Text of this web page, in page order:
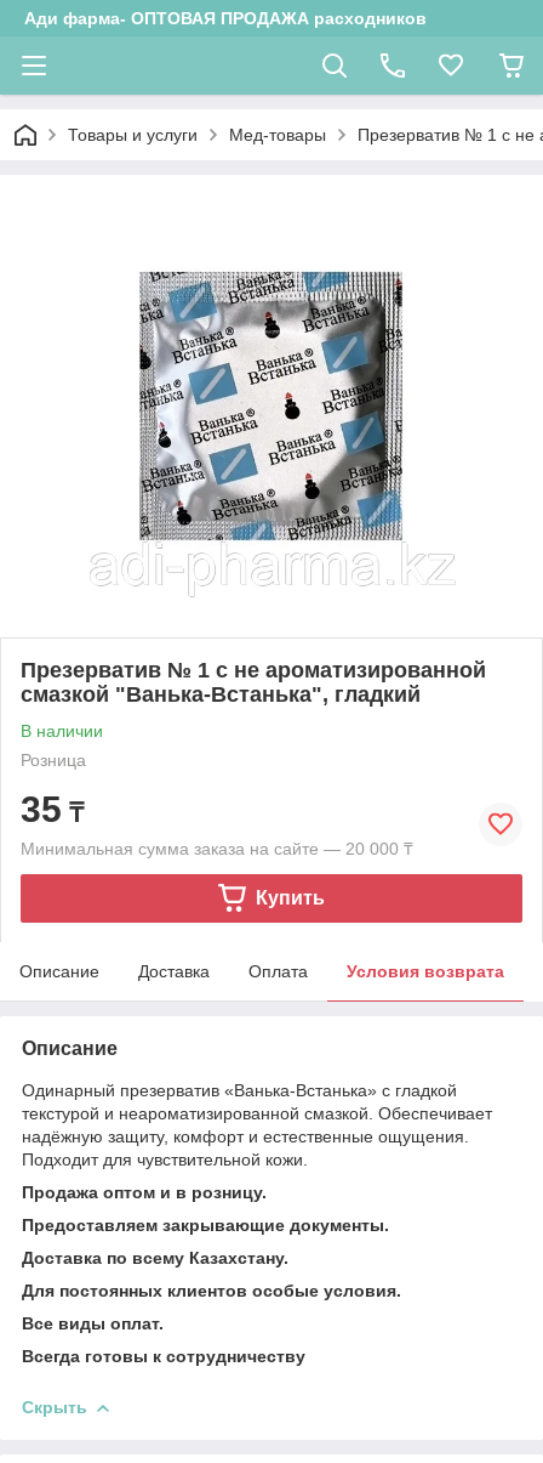
Ади фарма- ОПТОВАЯ ПРОДАЖА расходников
Товары и услуги Мед-товары Презерватив № 1 с не
Презерватив № 1 с не ароматизированной
смазкой "Ванька-Встанька", гладкий
В наличии
Розница
35 ₸
Минимальная сумма заказа на сайте — 20 000 ₸
Купить
Описание Доставка Оплата Условия возврата
Описание
Одинарный презерватив «Ванька-Встанька» с гладкой
текстурой и неароматизированной смазкой. Обеспечивает
надёжную защиту, комфорт и естественные ощущения.
Подходит для чувствительной кожи.
Продажа оптом и в розницу.
Предоставляем закрывающие документы.
Доставка по всему Казахстану.
Для постоянных клиентов особые условия.
Все виды оплат.
Всегда готовы к сотрудничеству
Скрыть